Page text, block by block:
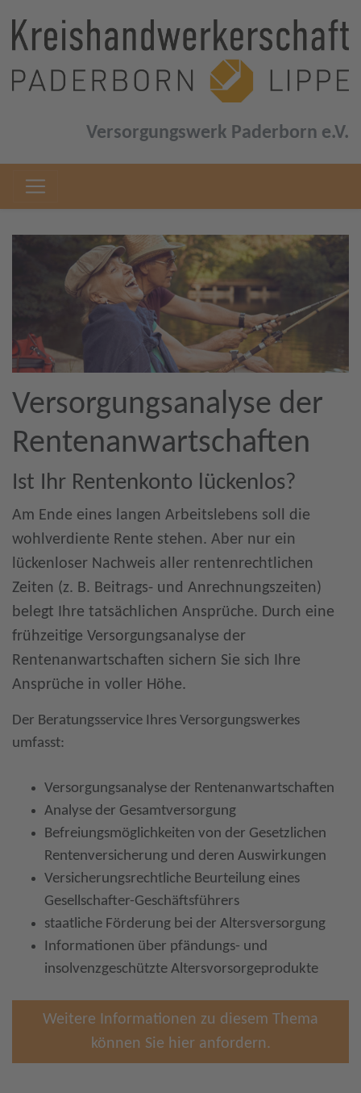
Versorgungswerk Paderborn e.V.
Versorgungsanalyse der
Rentenanwartschaften
Ist Ihr Rentenkonto lückenlos?
Am Ende eines langen Arbeitslebens soll die
wohlverdiente Rente stehen. Aber nur ein
lückenloser Nachweis aller rentenrechtlichen
Zeiten (z. B. Beitrags- und Anrechnungszeiten)
belegt Ihre tatsächlichen Ansprüche. Durch eine
frühzeitige Versorgungsanalyse der
Rentenanwartschaften sichern Sie sich Ihre
Ansprüche in voller Höhe.
Der Beratungsservice Ihres Versorgungswerkes
umfasst:
Versorgungsanalyse der Rentenanwartschaften
Analyse der Gesamtversorgung
Befreiungsmöglichkeiten von der Gesetzlichen
Rentenversicherung und deren Auswirkungen
Versicherungsrechtliche Beurteilung eines
Gesellschafter-Geschäftsführers
staatliche Förderung bei der Altersversorgung
Informationen über pfändungs- und
insolvenzgeschützte Altersvorsorgeprodukte
Weitere Informationen zu diesem Thema
können Sie hier anfordern.